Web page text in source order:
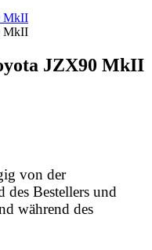
JZX90 MkII
von der
des Bestellers und
während des